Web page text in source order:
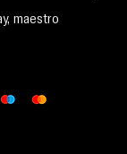
maestro